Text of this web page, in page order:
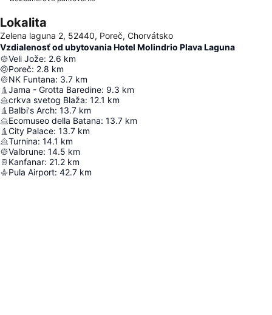
Lokalita
Zelena laguna 2, 52440, Poreč, Chorvátsko
Vzdialenosť od ubytovania Hotel Molindrio Plava Laguna
Veli Jože: 2.6 km
Poreč: 2.8 km
NK Funtana: 3.7 km
Jama - Grotta Baredine: 9.3 km
crkva svetog Blaža: 12.1 km
Balbi's Arch: 13.7 km
Ecomuseo della Batana: 13.7 km
City Palace: 13.7 km
Turnina: 14.1 km
Valbrune: 14.5 km
Kanfanar: 21.2 km
Pula Airport: 42.7 km